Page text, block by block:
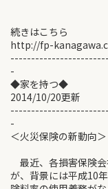
続きはこちら
http://fp-
-
◆家
2014/10/20更新
-
＜火災保険
最近、各損害保険
が、背景には平成10